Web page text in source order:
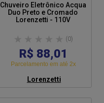
Chuveiro Eletrônico Acqua
Duo Preto e Cromado
Lorenzetti - 110V
(0)
R$ 88,01
Parcelamento em até 2x
Lorenzetti